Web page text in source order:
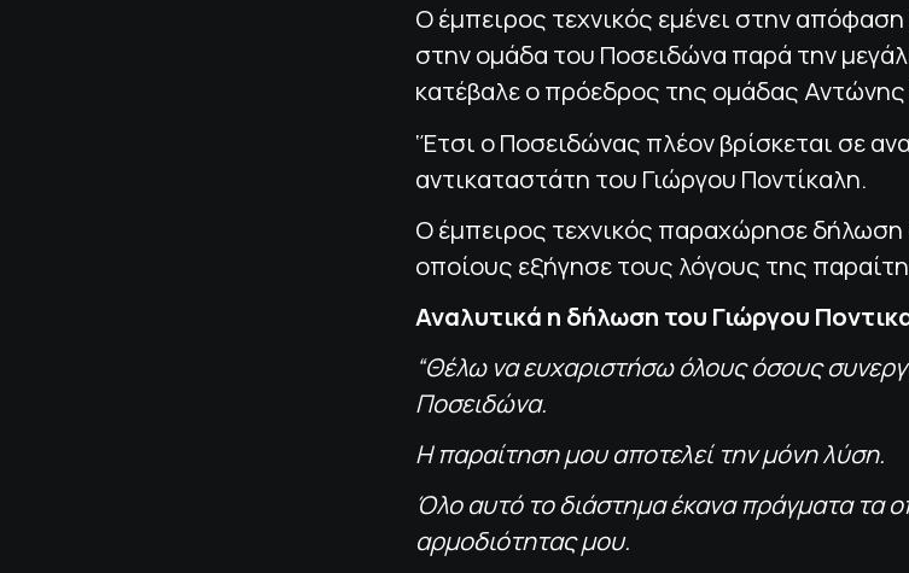
Ο έμπειρος τεχνικός εμένει στην απόφαση
στην ομάδα του Ποσειδώνα παρά την
κατέβαλε ο πρόεδρος της ομάδας
‘Έτσι ο Ποσειδώνας πλέον βρίσκεται σε
αντικαταστάτη του Γιώργου Ποντίκαλη.
Ο έμπειρος τεχνικός παραχώρησε
οποίους εξήγησε τους λόγους της
Αναλυτικά η δήλωση του Γιώργου
“Θέλω να ευχαριστήσω όλους όσους
Ποσειδώνα.
Η παραίτηση μου αποτελεί την μόνη λύση.
Όλο αυτό το διάστημα έκανα πράγματα τα
αρμοδιότητας μου.